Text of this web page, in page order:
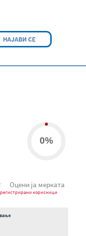
НАЈАВИ СЕ
0%
Оцени ја мерката
корисници